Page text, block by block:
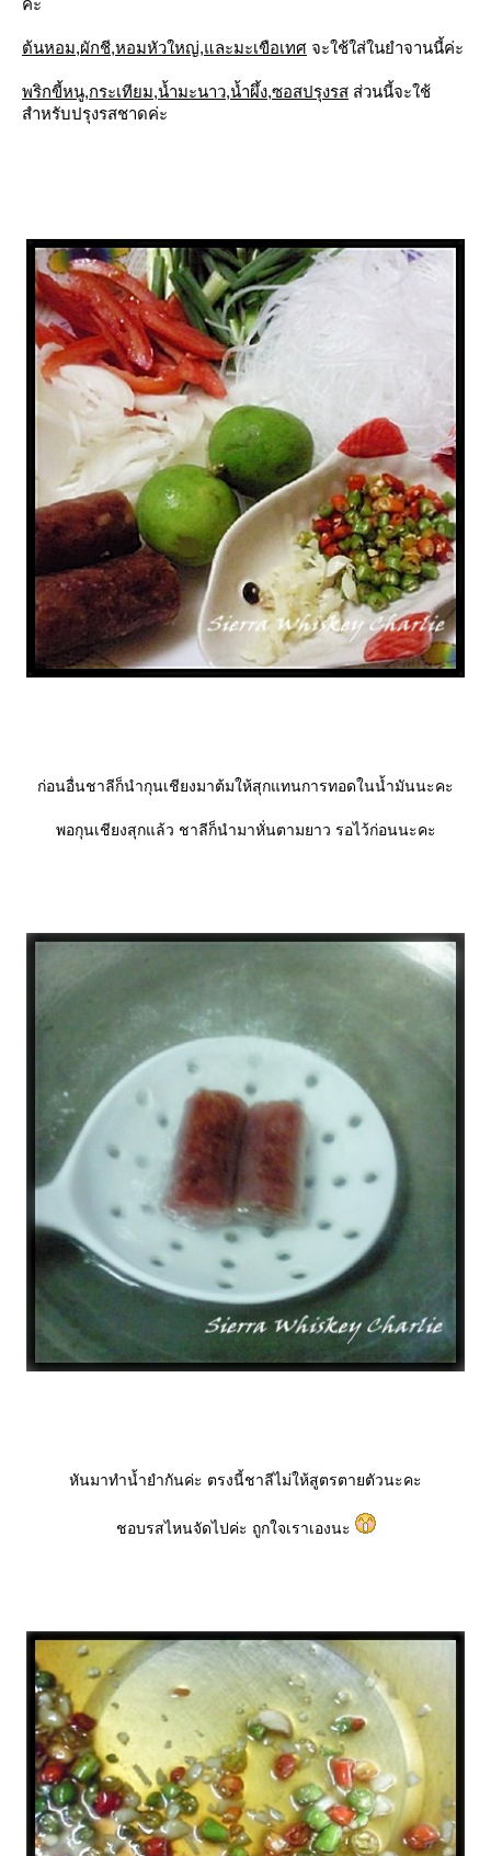
ค่ะ
ต้นหอม,ผักชี,หอมหัวใหญ่,และมะเขือเทศ จะใช้ใส่ในยำจานนี้ค่ะ
พริกขี้หนู,กระเทียม,น้ำมะนาว,น้ำผึ้ง,ซอสปรุงรส ส่วนนี้จะใช้
สำหรับปรุงรสชาดค่ะ
ก่อนอื่นชาลีก็นำกุนเชียงมาต้มให้สุกแทนการทอดในน้ำมันนะคะ
พอกุนเชียงสุกแล้ว ชาลีก็นำมาหั่นตามยาว รอไว้ก่อนนะคะ
หันมาทำน้ำยำกันค่ะ ตรงนี้ชาลีไม่ให้สูตรตายตัวนะคะ
ชอบรสไหนจัดไปค่ะ ถูกใจเราเองนะ